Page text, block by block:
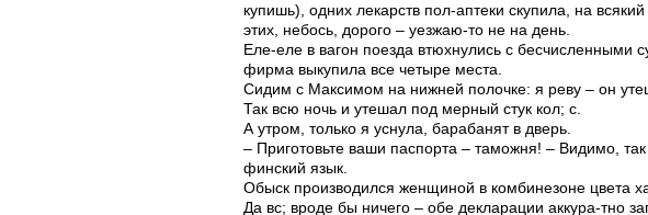
купишь), одних лекарств пол-аптеки скупила, на
этих, небось, дорого – уезжаю-то не на день.
Еле-еле в вагон поезда втюхнулись с бесчисленными
фирма выкупила все четыре места.
Сидим с Максимом на нижней полочке: я реву – он
Так всю ночь и утешал под мерный стук кол; с.
А утром, только я уснула, барабанят в дверь.
– Приготовьте ваши паспорта – таможня! – Видимо,
финский язык.
Обыск производился женщиной в комбинезоне цвета
Да вс; вроде бы ничего – обе декларации аккура-тно